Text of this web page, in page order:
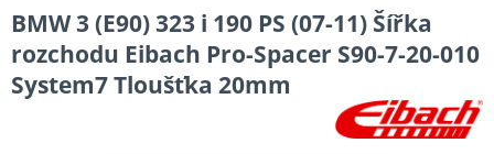
BMW 3 (E90) 323 i 190 PS (07-11) Šířka
rozchodu Eibach Pro-Spacer S90-7-20-010
System7 Tloušťka 20mm